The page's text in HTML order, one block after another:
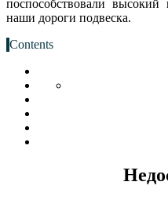
поспособствовали
наши дороги подвеска.
Contents